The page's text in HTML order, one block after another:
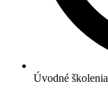
Úvodné školenia